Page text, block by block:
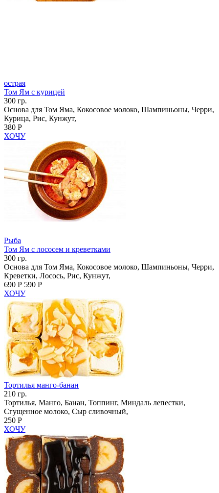
острая
Том Ям с курицей
300 гр.
Основа для Том Яма, Кокосовое молоко, Шампиньоны, Черри,
Курица, Рис, Кунжут,
380 Р
ХОЧУ
Рыба
Том Ям с лососем и креветками
300 гр.
Основа для Том Яма, Кокосовое молоко, Шампиньоны, Черри,
Креветки, Лосось, Рис, Кунжут,
690 Р 590 Р
ХОЧУ
Тортилья манго-банан
210 гр.
Тортилья, Манго, Банан, Топпинг, Миндаль лепестки,
Сгущенное молоко, Сыр сливочный,
250 Р
ХОЧУ